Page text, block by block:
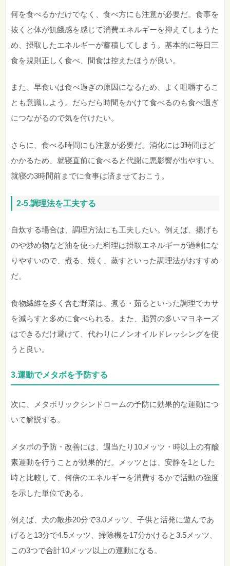
何を食べるかだけでなく、食べ方にも注意が必要だ。食事を
抜くと体が飢餓感を感じて消費エネルギーを抑えてしまうた
め、摂取したエネルギーが蓄積してしまう。基本的に毎日三
食を規則正しく食べ、間食は控えたほうが良い。
また、早食いは食べ過ぎの原因になるため、よく咀嚼するこ
とも意識しよう。だらだら時間をかけて食べるのも食べ過ぎ
につながるので気を付けたい。
さらに、食べる時間にも注意が必要だ。消化には3時間ほど
かかるため、就寝直前に食べると代謝に悪影響が出やすい。
就寝の3時間前までに食事は済ませておこう。
2-5.調理法を工夫する
自炊する場合は、調理方法にも工夫したい。例えば、揚げも
のや炒め物など油を使った料理は摂取エネルギーが過剰にな
りやすいので、煮る、焼く、蒸すといった調理法がおすすめ
だ。
食物繊維を多く含む野菜は、煮る・茹るといった調理でカサ
を減らすと多めに食べられる。また、脂質の多いマヨネーズ
はできるだけ避けて、代わりにノンオイルドレッシングを使
うと良い。
3.運動でメタボを予防する
次に、メタボリックシンドロームの予防に効果的な運動につ
いて解説する。
メタボの予防・改善には、週当たり10メッツ・時以上の有酸
素運動を行うことが効果的だ。メッツとは、安静を1とした
時と比較して、何倍のエネルギーを消費するかで活動の強度
を示した単位である。
例えば、犬の散歩20分で3.0メッツ、子供と活発に遊んであ
げると13分で4.5メッツ、掃除機を17分かけると3.5メッツ、
この3つで合計10メッツ以上の運動になる。